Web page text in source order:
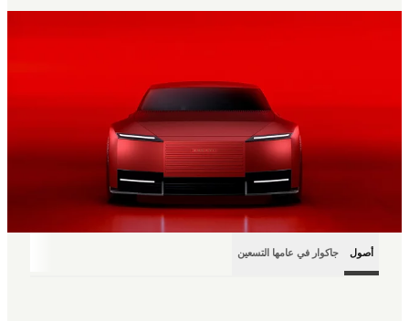
أصول جاكوار في عامها التسعين